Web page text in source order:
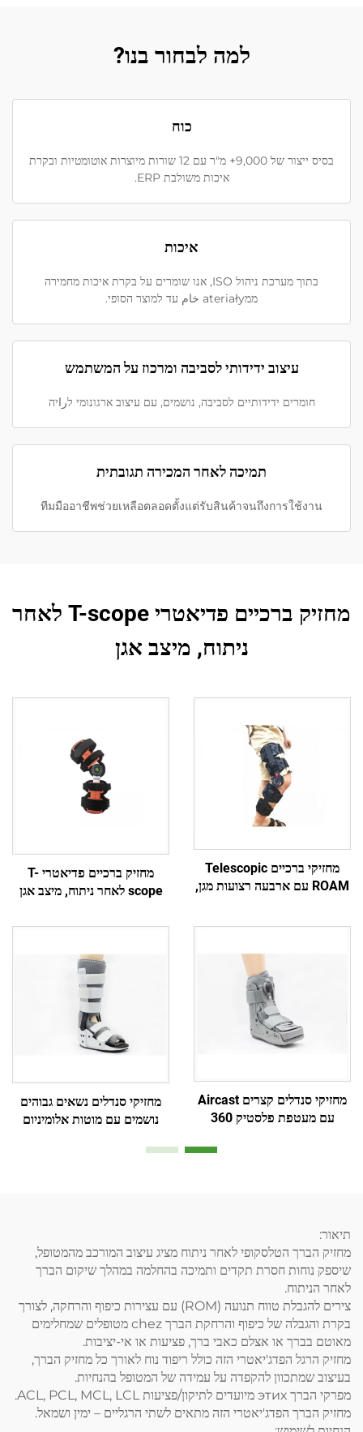
למה לבחור בנו?
כוח
בסיס ייצור של 9,000+ מ"ר עם 12 שורות מיוצרות אוטומטיות ובקרת
איכות משולבת ERP.
איכות
בתוך מערכת ניהול ISO, אנו שומרים על בקרת איכות מחמירה
ממateriały خام עד למוצר הסופי.
עיצוב ידידותי לסביבה ומרכוז על המשתמש
חומרים ידידותיים לסביבה, נושמים, עם עיצוב ארגונומי לراיה
תמיכה לאחר המכירה תגובתית
ทีมมืออาชีพช่วยเหลือตลอดตั้งแต่รับสินค้าจนถึงการใช้งาน
מחזיק ברכיים פדיאטרי T-scope לאחר
ניתוח, מיצב אגן
מחזיקי ברכיים Telescopic
ROAM עם ארבעה רצועות מגן,
מחזיק ברכיים פדיאטרי T-
scope לאחר ניתוח, מיצב אגן
מחזיקי סנדלים קצרים Aircast
עם מעטפת פלסטיק 360
מחזיקי סנדלים נשאים גבוהים
נושמים עם מוטות אלומיניום
תיאור:
מחזיק הברך הטלסקופי לאחר ניתוח מציג עיצוב המורכב מהמטופל,
שיספק נוחות חסרת תקדים ותמיכה בהחלמה במהלך שיקום הברך
לאחר הניתוח.
צירים להגבלת טווח תנועה (ROM) עם עצירות כיפוף והרחקה, לצורך
בקרת והגבלה של כיפוף והרחקת הברך chez מטופלים שמחלימים
מאוטם בברך או אצלם כאבי ברך, פציעות או אי-יציבות.
מחזיק הרגל הפדג'יאטרי הזה כולל ריפוד נוח לאורך כל מחזיק הברך,
בעיצוב שמתכוון להקפדה על עמידה של המטופל בהנחיות.
מפרקי הברך этих מיועדים לתיקון/פציעות ACL, PCL, MCL, LCL.
מחזיק הברך הפדג'יאטרי הזה מתאים לשתי הרגליים – ימין ושמאל.